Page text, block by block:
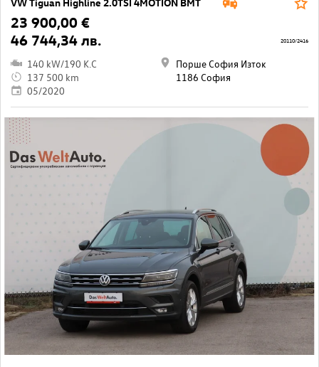
23 900,00 €
46 744,34 лв.
140 kW/190 K.C
137 500 km
05/2020
Порше София Изток
1186 София
20110/2416